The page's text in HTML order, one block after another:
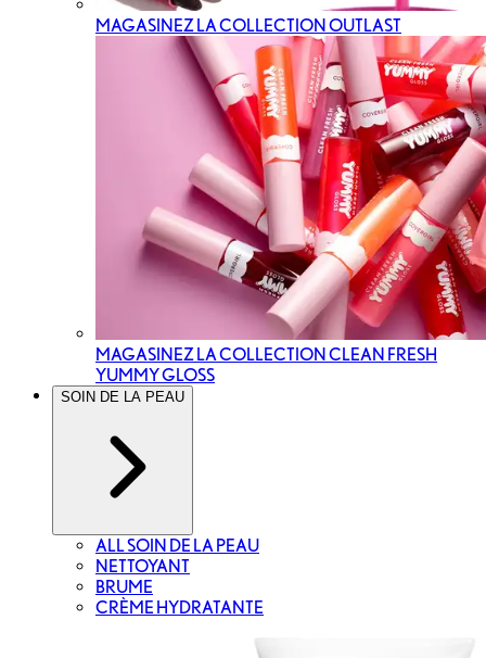
MAGASINEZ LA COLLECTION OUTLAST
MAGASINEZ LA COLLECTION CLEAN FRESH
YUMMY GLOSS
SOIN DE LA PEAU
ALL SOIN DE LA PEAU
NETTOYANT
BRUME
CRÈME HYDRATANTE